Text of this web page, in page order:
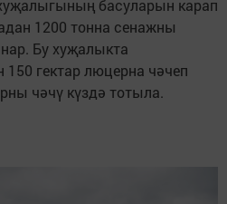
басуларын карап
1200 тонна сенажны
Бу хуҗалыкта
гектар люцерна чәчеп
чәчү күздә тотыла.